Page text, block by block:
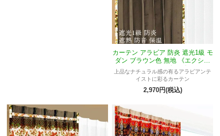
カーテン アラビア 防炎 遮光1級 モ
ダン ブラウン色 無地 《エクシー
ドMフィルダウス》
上品なナチュラル感の有るアラビアンテ
イストに彩るカーテン
2,970円(税込)